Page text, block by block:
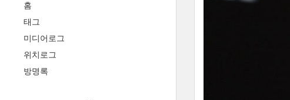
홈
태그
미디어로그
위치로그
방명록